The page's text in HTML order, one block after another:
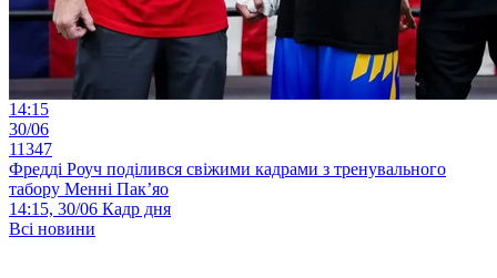
14:15
30/06
11347
Фредді Роуч поділився свіжими кадрами з тренувального
табору Менні Пак’яо
14:15, 30/06 Кадр дня
Всі новини